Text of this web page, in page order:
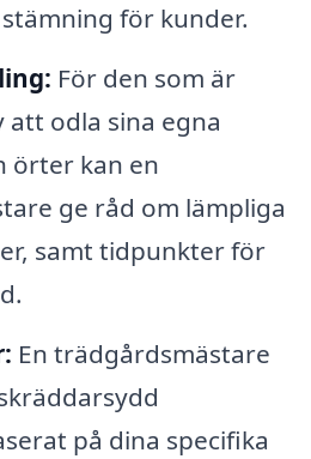
för kunder.
För den som är
att odla sina egna
örter kan en
ge råd om lämpliga
samt tidpunkter för
En trädgårdsmästare
på dina specifika